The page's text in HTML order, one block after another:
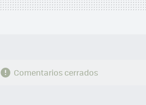
Comentarios cerrados